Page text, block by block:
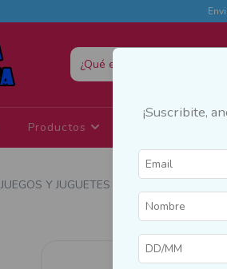
Productos
JUEGOS Y JUGUETES
¡Suscribite,